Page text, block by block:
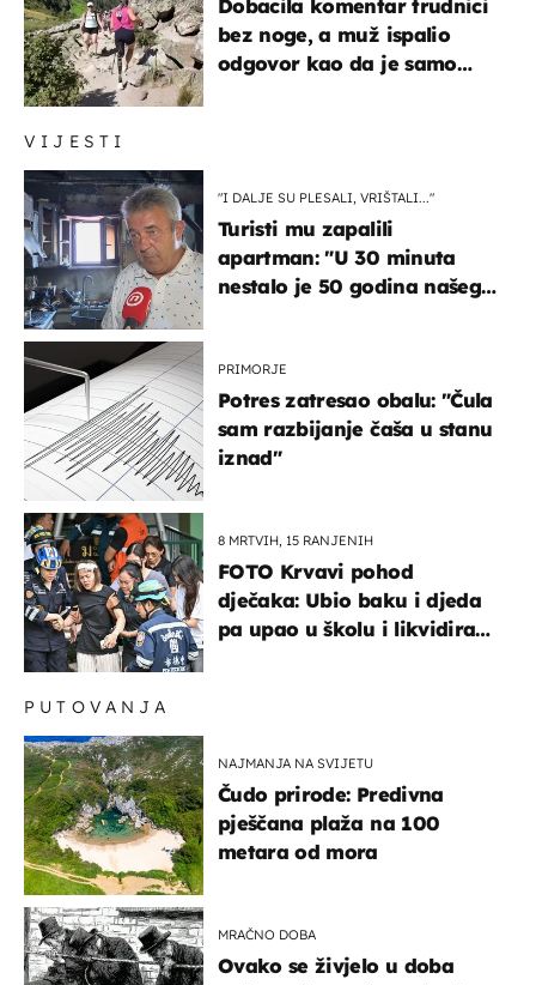
VIJESTI
"I DALJE SU PLESALI, VRIŠTALI..."
Turisti mu zapalili
apartman: "U 30 minuta
nestalo je 50 godina našeg
PRIMORJE
Potres zatresao obalu: "Čula
sam razbijanje čaša u stanu
iznad"
8 MRTVIH, 15 RANJENIH
FOTO Krvavi pohod
dječaka: Ubio baku i djeda
pa upao u školu i likvidirao
Dobacila komentar trudnici
bez noge, a muž ispalio
odgovor kao da je samo
PUTOVANJA
NAJMANJA NA SVIJETU
Čudo prirode: Predivna
pješčana plaža na 100
metara od mora
MRAČNO DOBA
Ovako se živjelo u doba